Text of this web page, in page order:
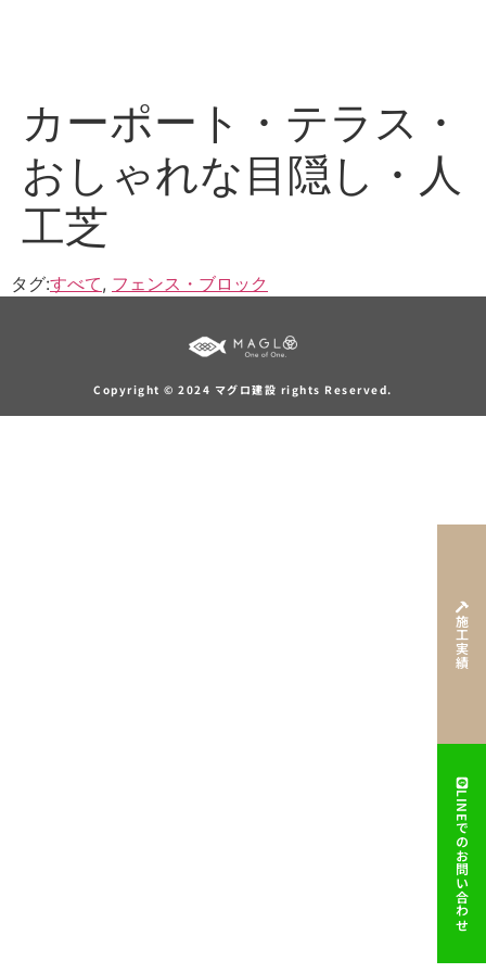
カーポート・テラス・
おしゃれな目隠し・人
工芝
タグ:すべて, フェンス・ブロック
Copyright © 2024 マグロ建設 rights Reserved.
LINEでのお問い合わせ
施工実績